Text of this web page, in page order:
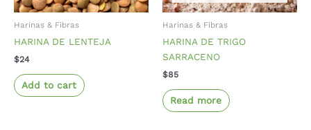
Harinas & Fibras
HARINA DE LENTEJA
$24
Add to cart
Harinas & Fibras
HARINA DE TRIGO
SARRACENO
$85
Read more